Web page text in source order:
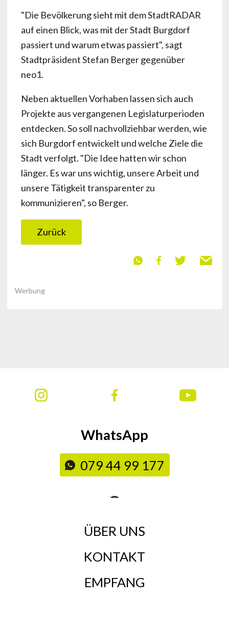
"Die Bevölkerung sieht mit dem StadtRADAR
auf einen Blick, was mit der Stadt Burgdorf
passiert und warum etwas passiert", sagt
Stadtpräsident Stefan Berger gegenüber
neo1.
Neben aktuellen Vorhaben lassen sich auch
Projekte aus vergangenen Legislaturperioden
entdecken. So soll nachvollziehbar werden, wie
sich Burgdorf entwickelt und welche Ziele die
Stadt verfolgt. "Die Idee hatten wir schon
länger. Es war uns wichtig, unsere Arbeit und
unsere Tätigkeit transparenter zu
kommunizieren", so Berger.
Zurück
Werbung
WhatsApp
079 44 99 177
ÜBER UNS
KONTAKT
EMPFANG